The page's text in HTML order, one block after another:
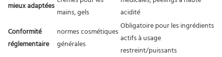
mieux adaptées
mains, gels
acidité
Conformité
réglementaire
normes cosmétiques
générales
Obligatoire pour les ingrédients
actifs à usage
restreint/puissants